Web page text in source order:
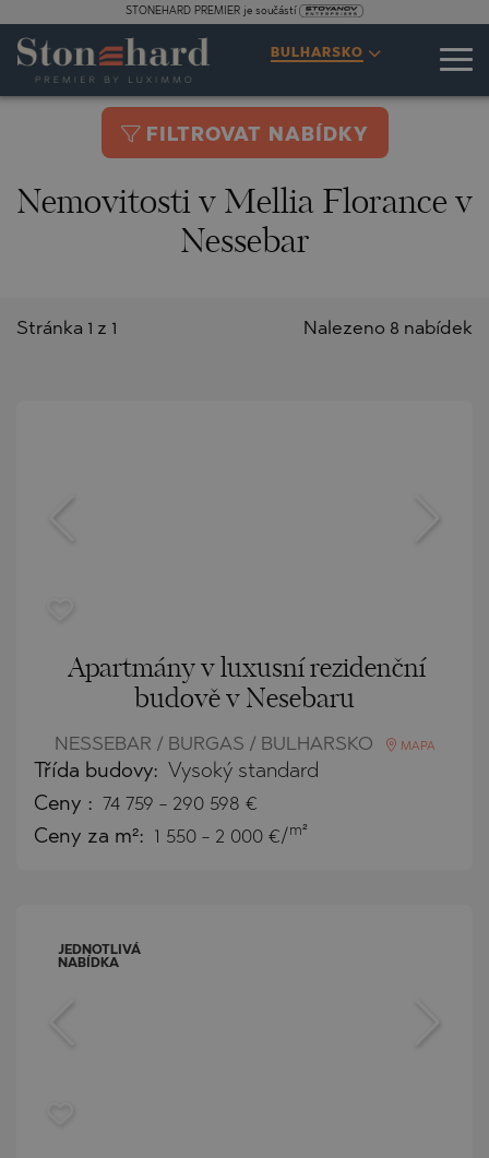
STONEHARD PREMIER je součástí
BULHARSKO
FILTROVAT NABÍDKY
Nemovitosti v Mellia Florance v
Nessebar
Nalezeno 8 nabídek
Stránka 1 z 1
Apartmány v luxusní rezidenční
budově v Nesebaru
NESSEBAR / BURGAS / BULHARSKO MAPA
Třída budovy: Vysoký standard
Ceny : 74 759 - 290 598 €
Ceny za m²: 1 550 - 2 000 €/ m²
JEDNOTLIVÁ
NABÍDKA